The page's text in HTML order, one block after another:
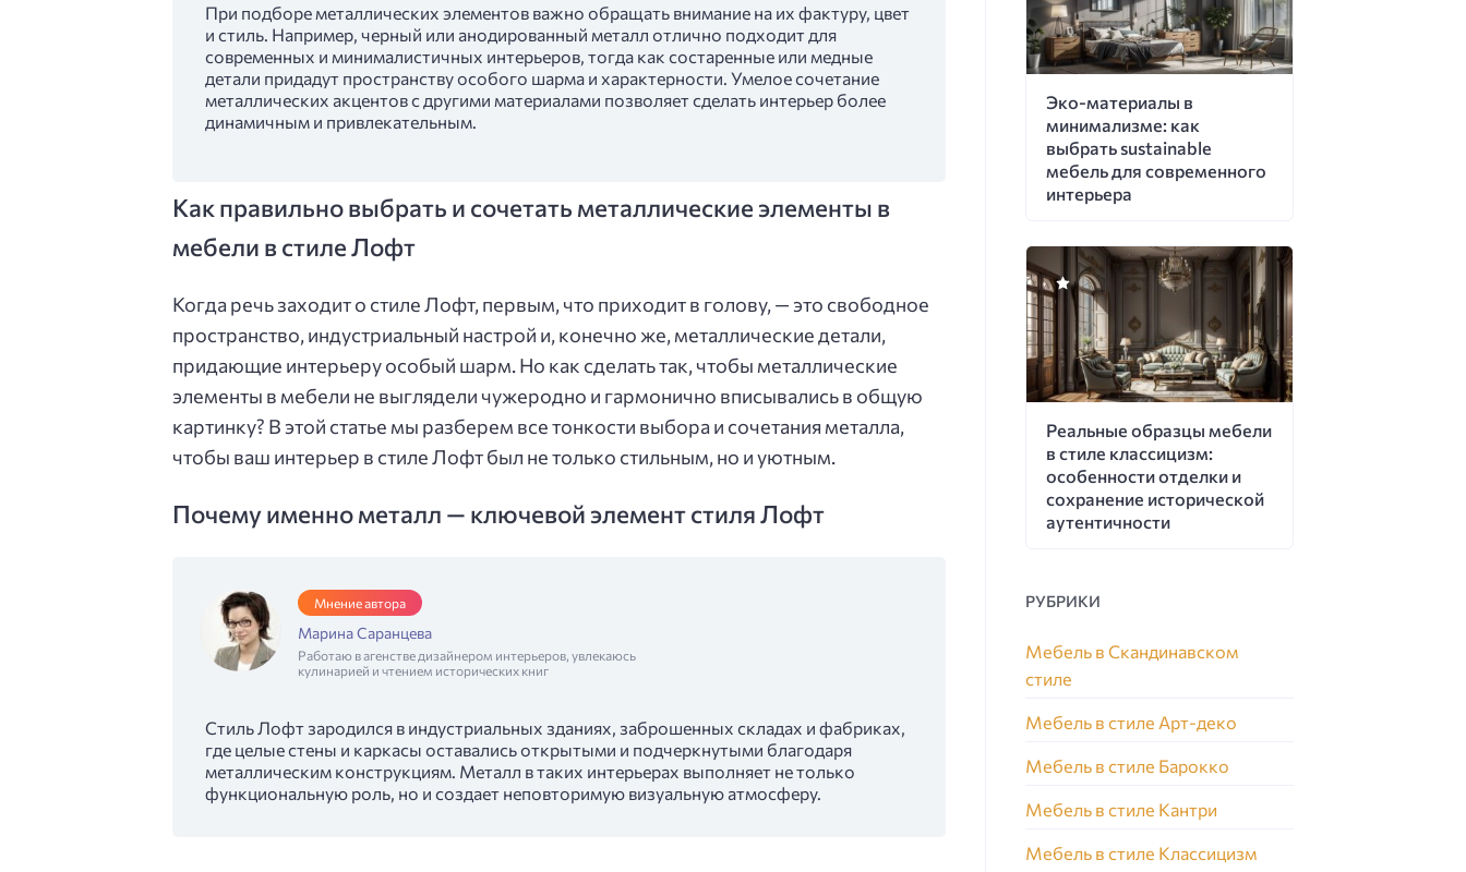
При подборе металлических элементов важно обращать внимание на их фактуру, цвет
и стиль. Например, черный или анодированный металл отлично подходит для
современных и минималистичных интерьеров, тогда как состаренные или медные
детали придадут пространству особого шарма и характерности. Умелое сочетание
металлических акцентов с другими материалами позволяет сделать интерьер более
динамичным и привлекательным.
Как правильно выбрать и сочетать металлические элементы в
мебели в стиле Лофт
Когда речь заходит о стиле Лофт, первым, что приходит в голову, — это свободное
пространство, индустриальный настрой и, конечно же, металлические детали,
придающие интерьеру особый шарм. Но как сделать так, чтобы металлические
элементы в мебели не выглядели чужеродно и гармонично вписывались в общую
картинку? В этой статье мы разберем все тонкости выбора и сочетания металла,
чтобы ваш интерьер в стиле Лофт был не только стильным, но и уютным.
Почему именно металл — ключевой элемент стиля Лофт
Мнение автора
Марина Саранцева
Работаю в агенстве дизайнером интерьеров, увлекаюсь
кулинарией и чтением исторических книг
Стиль Лофт зародился в индустриальных зданиях, заброшенных складах и фабриках,
где целые стены и каркасы оставались открытыми и подчеркнутыми благодаря
металлическим конструкциям. Металл в таких интерьерах выполняет не только
функциональную роль, но и создает неповторимую визуальную атмосферу.
Эко-материалы в
минимализме: как
выбрать sustainable
мебель для современного
интерьера
Реальные образцы мебели
в стиле классицизм:
особенности отделки и
сохранение исторической
аутентичности
РУБРИКИ
Мебель в Скандинавском
стиле
Мебель в стиле Арт-деко
Мебель в стиле Барокко
Мебель в стиле Кантри
Мебель в стиле Классицизм